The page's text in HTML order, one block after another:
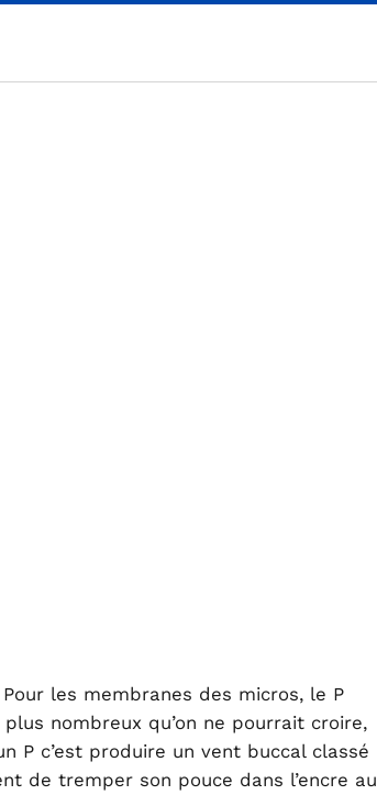
Pour les membranes des micros, le P
plus nombreux qu’on ne pourrait croire,
P c’est produire un vent buccal classé
de tremper son pouce dans l’encre au